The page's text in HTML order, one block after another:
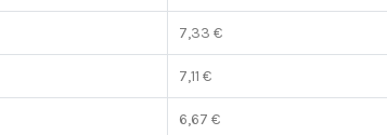
7,33 €
7,11 €
6,67 €